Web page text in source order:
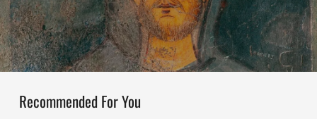
Recommended For You